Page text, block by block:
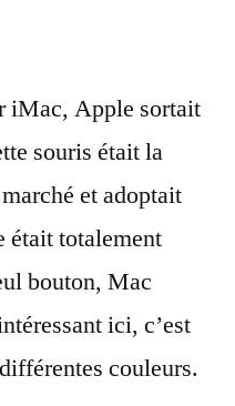
iMac, Apple sortait
souris était la
et adoptait
était totalement
bouton, Mac
ici, c’est
couleurs.